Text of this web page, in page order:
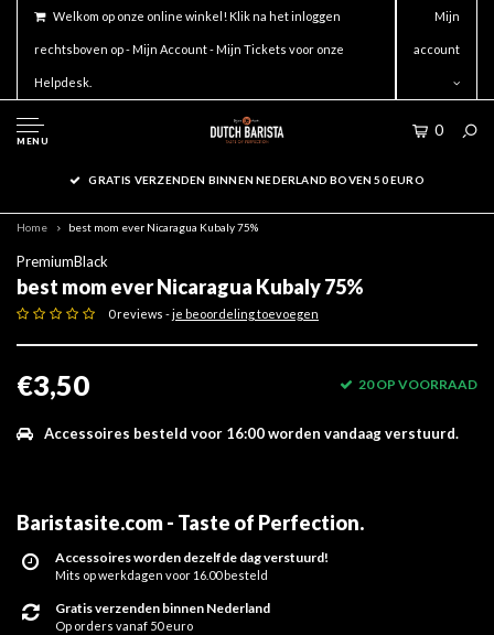
Welkom op onze online winkel! Klik na het inloggen
rechtsboven op - Mijn Account - Mijn Tickets voor onze
Helpdesk.
Mijn
account
MENU
0
GRATIS VERZENDEN BINNEN NEDERLAND BOVEN 50 EURO
Home best mom ever Nicaragua Kubaly 75%
PremiumBlack
best mom ever Nicaragua Kubaly 75%
0 reviews -je beoordeling toevoegen
€3,50 20 OP VOORRAAD
Accessoires besteld voor 16:00 worden vandaag verstuurd.
Baristasite.com - Taste of Perfection.
Accessoires worden dezelfde dag verstuurd!
Mits op werkdagen voor 16.00 besteld
Gratis verzenden binnen Nederland
Op orders vanaf 50 euro